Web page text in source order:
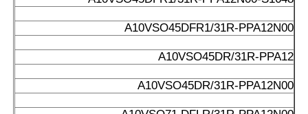
A10VSO45DFR1/31R-PPA12N00
A10VSO45DR/31R-PPA12
A10VSO45DR/31R-PPA12N00